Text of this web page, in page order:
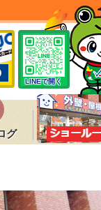
LINEで開く
グ